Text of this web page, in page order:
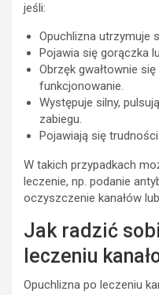
jeśli:
Opuchlizna utrzymuje
Pojawia się gorączka
Obrzęk gwałtownie
funkcjonowanie.
Występuje silny,
zabiegu.
Pojawiają się
W takich przypadkach
leczenie, np. podanie
oczyszczenie kanałów
Jak radzić
leczeniu
Opuchlizna po leczeniu